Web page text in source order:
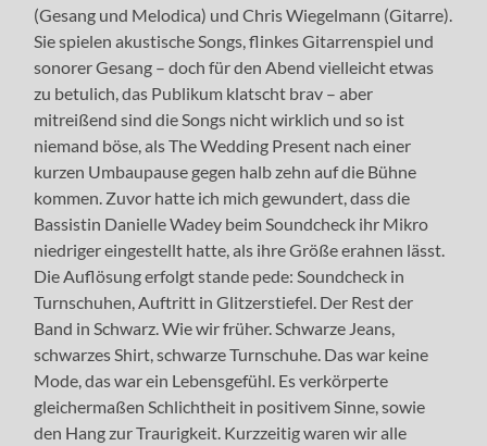
(Gesang und Melodica) und Chris Wiegelmann (Gitarre)
Sie spielen akustische Songs, flinkes Gitarrenspiel und
sonorer Gesang – doch für den Abend vielleicht etwas
zu betulich, das Publikum klatscht brav – aber
mitreißend sind die Songs nicht wirklich und so ist
niemand böse, als The Wedding Present nach einer
kurzen Umbaupause gegen halb zehn auf die Bühne
kommen. Zuvor hatte ich mich gewundert, dass die
Bassistin Danielle Wadey beim Soundcheck ihr Mikro
niedriger eingestellt hatte, als ihre Größe erahnen lässt.
Die Auflösung erfolgt stande pede: Soundcheck in
Turnschuhen, Auftritt in Glitzerstiefel. Der Rest der
Band in Schwarz. Wie wir früher. Schwarze Jeans,
schwarzes Shirt, schwarze Turnschuhe. Das war keine
Mode, das war ein Lebensgefühl. Es verkörperte
gleichermaßen Schlichtheit in positivem Sinne, sowie
den Hang zur Traurigkeit. Kurzzeitig waren wir alle